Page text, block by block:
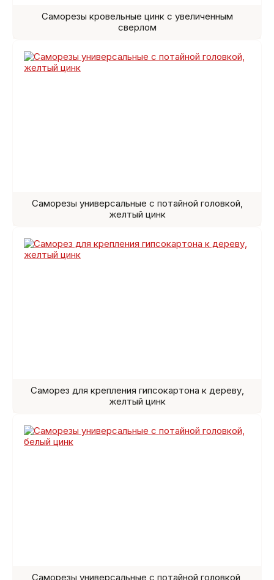
Саморезы кровельные цинк с увеличенным
сверлом
Саморезы универсальные с потайной головкой,
желтый цинк
Саморез для крепления гипсокартона к дереву,
желтый цинк
Саморезы универсальные с потайной головкой,